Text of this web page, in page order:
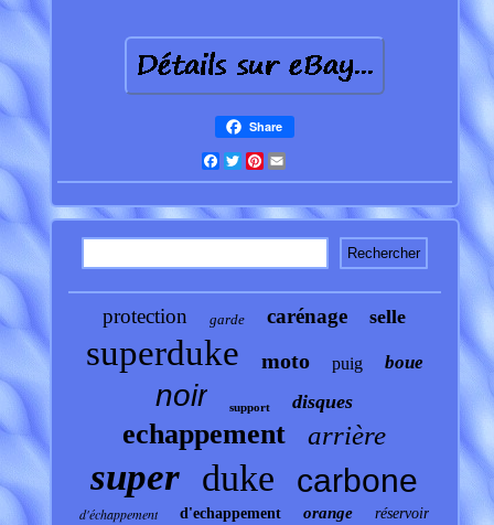
Share
Facebook
TwitterPinterest
protection garde carénage selle
superduke moto puig boue
noir support disques
echappement arrière
super duke carbone
d'échappement d'echappement orange réservoir